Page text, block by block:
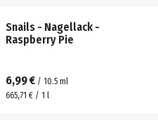
Snails - Nagellack -
Raspberry Pie
6,99 € / 10.5 ml
665,71 € / 1 l